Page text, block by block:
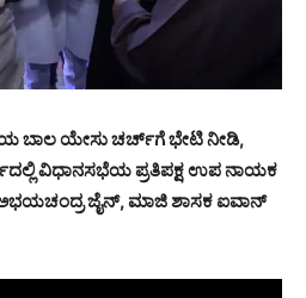
ಬಾಲ ಯೇಸು ಚರ್ಚ್‍ಗೆ ಭೇಟಿ ನೀಡಿ,
ವಿಧಾನಸಭೆಯ ಪ್ರತಿಪಕ್ಷ ಉಪ ನಾಯಕ
ಜೈನ್, ಮಾಜಿ ಶಾಸಕ ಐವಾನ್